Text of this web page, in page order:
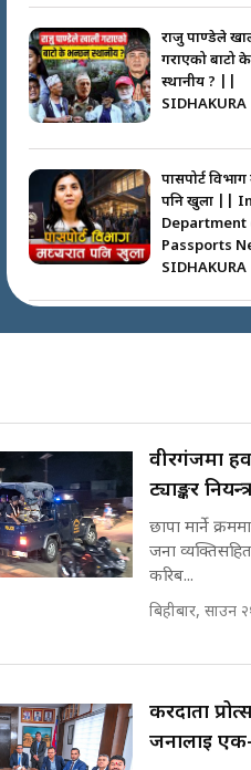
राजु पाण्डेले
गराएको बाटो
स्थानीय ? ||
SIDHAKURA
पासपोर्ट
पनि खुला ||
Department
Passports
SIDHAKURA
कहाँ हरायो
पासपोर्ट पाउन
। के हो
SIDHAKURA
घरबाट
वीरगंजमा
ट्याङ्कर
छापा मार्ने
जना
करिब...
बिहीबार, साउन
करदाता
जनालाई